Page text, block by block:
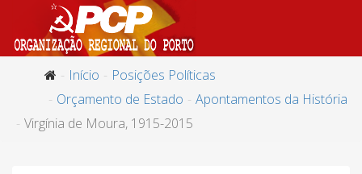
Início
Posições Políticas
Orçamento de Estado
Apontamentos da História
Virgínia de Moura, 1915-2015